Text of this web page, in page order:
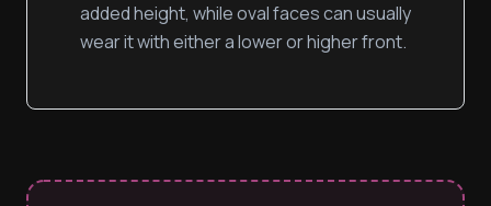
added height, while oval faces can usually
wear it with either a lower or higher front.